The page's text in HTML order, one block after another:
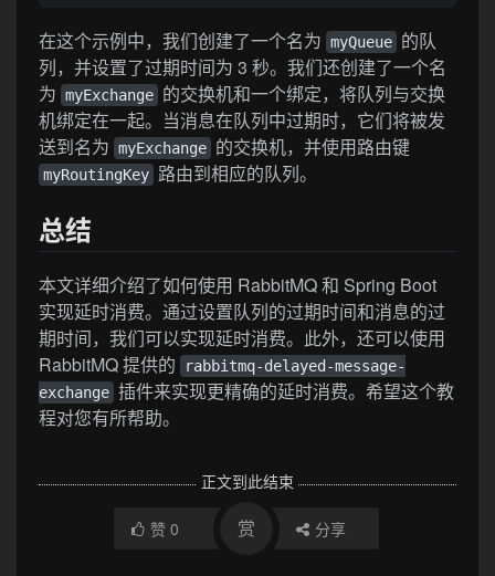
在这个示例中，我们创建了一个名为 myQueue 的队
列，并设置了过期时间为 3 秒。我们还创建了一个名
为 myExchange 的交换机和一个绑定，将队列与交换
机绑定在一起。当消息在队列中过期时，它们将被发
送到名为 myExchange 的交换机，并使用路由键
myRoutingKey 路由到相应的队列。
总结
本文详细介绍了如何使用 RabbitMQ 和 Spring Boot
实现延时消费。通过设置队列的过期时间和消息的过
期时间，我们可以实现延时消费。此外，还可以使用
RabbitMQ 提供的
rabbitmq-delayed-message-
exchange 插件来实现更精确的延时消费。希望这个教
程对您有所帮助。
正文到此结束
赞 0 赏 分享